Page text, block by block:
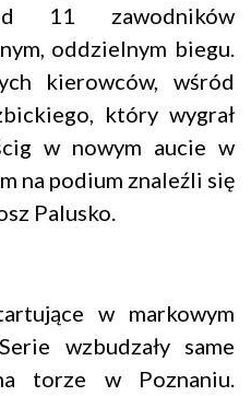
11 zawodników
oddzielnym biegu.
kierowców, wśród
który wygrał
w nowym aucie w
na podium znaleźli się
Palusko.
w markowym
wzbudzały same
torze w Poznaniu.